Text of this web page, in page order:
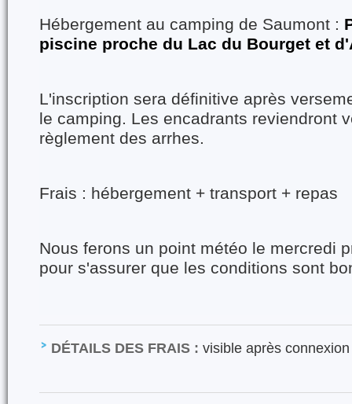
Hébergement au camping de Saumont :
piscine proche du Lac du Bourget et
L'inscription sera définitive après
le camping. Les encadrants reviendront
règlement des arrhes.
Frais : hébergement + transport + repas
Nous ferons un point météo le mercredi
pour s'assurer que les conditions sont
DÉTAILS DES FRAIS : visible après connexion